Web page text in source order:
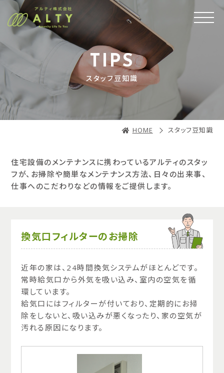
TIPS
スタッフ豆知識
HOME スタッフ豆知識
住宅設備のメンテナンスに携わっているアルティのスタッ
フが、 お掃除や簡単なメンテナンス方法、日々の出来事、
仕事へのこだわりなどの情報をご提供します。
換気口フィルターのお掃除
近年の家は、24時間換気システムがほとんどです。
常時給気口から外気を吸い込み、室内の空気を循
環しています。
給気口にはフィルターが付いており、定期的にお掃
除をしないと、吸い込みが悪くなったり、家の空気が
汚れる原因になります。